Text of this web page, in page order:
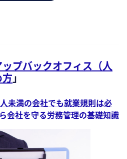
プバックオフィス（人
」
未満の会社でも就業規則は必
社を守る労務管理の基礎知識